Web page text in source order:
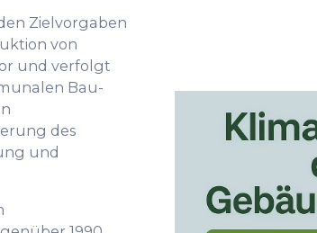
Zielvorgaben
von
und verfolgt
Bau-
des
und